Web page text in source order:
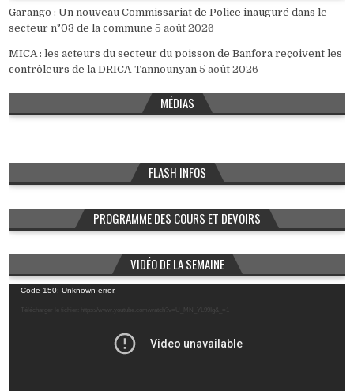
Garango : Un nouveau Commissariat de Police inauguré dans le
secteur n°03 de la commune 5 août 2026
MICA : les acteurs du secteur du poisson de Banfora reçoivent les
contrôleurs de la DRICA-Tannounyan 5 août 2026
MÉDIAS
FLASH INFOS
PROGRAMME DES COURS ET DEVOIRS
VIDÉO DE LA SEMAINE
Lecteur
vidéo
Code 150: Unknown error.
Télécharger le fichier: https://www.youtube.com/watch?v=U_MN_YL99Ig&_=1